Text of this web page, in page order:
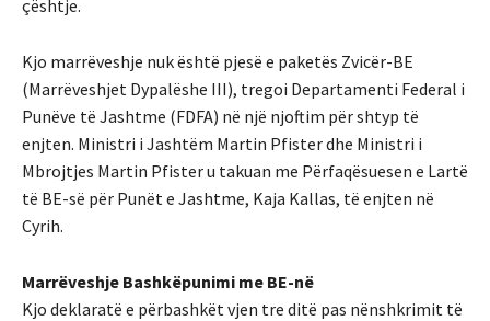
çështje.
Kjo marrëveshje nuk është pjesë e paketës Zvicër-BE
(Marrëveshjet Dypalëshe III), tregoi Departamenti Federal i
Punëve të Jashtme (FDFA) në një njoftim për shtyp të
enjten. Ministri i Jashtëm Martin Pfister dhe Ministri i
Mbrojtjes Martin Pfister u takuan me Përfaqësuesen e Lartë
të BE-së për Punët e Jashtme, Kaja Kallas, të enjten në
Cyrih.
Marrëveshje Bashkëpunimi me BE-në
Kjo deklaratë e përbashkët vjen tre ditë pas nënshkrimit të